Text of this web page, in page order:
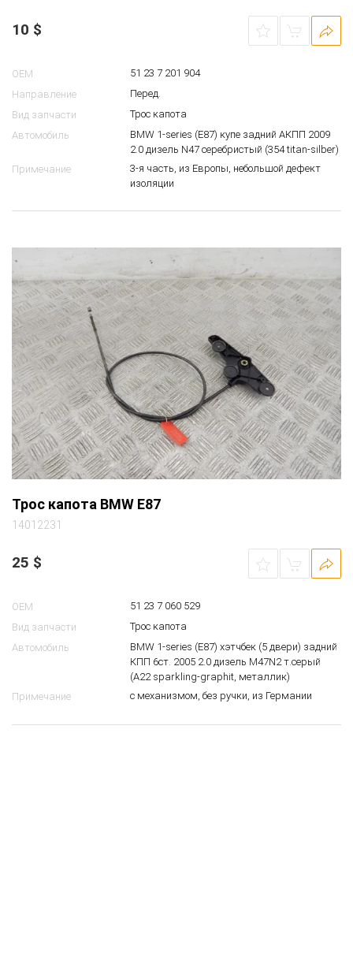
10 $
OEM
51 23 7 201 904
Направление
Перед.
Вид запчасти
Трос капота
Автомобиль
BMW 1-series (E87) купе задний АКПП 2009
2.0 дизель N47 серебристый (354 titan-silber)
Примечание
3-я часть, из Европы, небольшой дефект
изоляции
Трос капота BMW E87
14012231
25 $
OEM
51 23 7 060 529
Вид запчасти
Трос капота
Автомобиль
BMW 1-series (E87) хэтчбек (5 двери) задний
КПП 6ст. 2005 2.0 дизель M47N2 т.серый
(A22 sparkling-graphit, металлик)
Примечание
с механизмом, без ручки, из Германии